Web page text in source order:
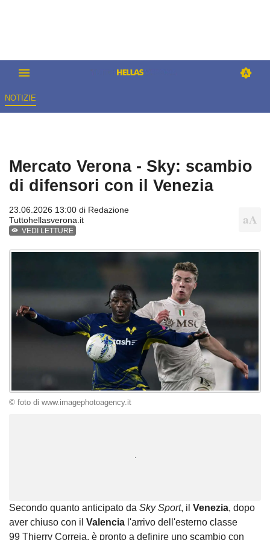
NOTIZIE
Mercato Verona - Sky: scambio
di difensori con il Venezia
23.06.2026 13:00 di Redazione
Tuttohellasverona.it
VEDI LETTURE
© foto di www.imagephotoagency.it
Secondo quanto anticipato da Sky Sport, il Venezia, dopo
aver chiuso con il Valencia l'arrivo dell'esterno classe
99 Thierry Correia, è pronto a definire uno scambio con